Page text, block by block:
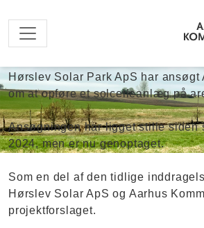
Spring til hovedindhold
Møde om solceller
Hørslev Solar Park ApS har ansøgt
om at opføre et solcelleanlæg på
Ansøgningen har ligget stille siden
2024, men er nu genoptaget.
Som en del af den tidlige
Hørslev Solar ApS og Aarhus
projektforslaget.